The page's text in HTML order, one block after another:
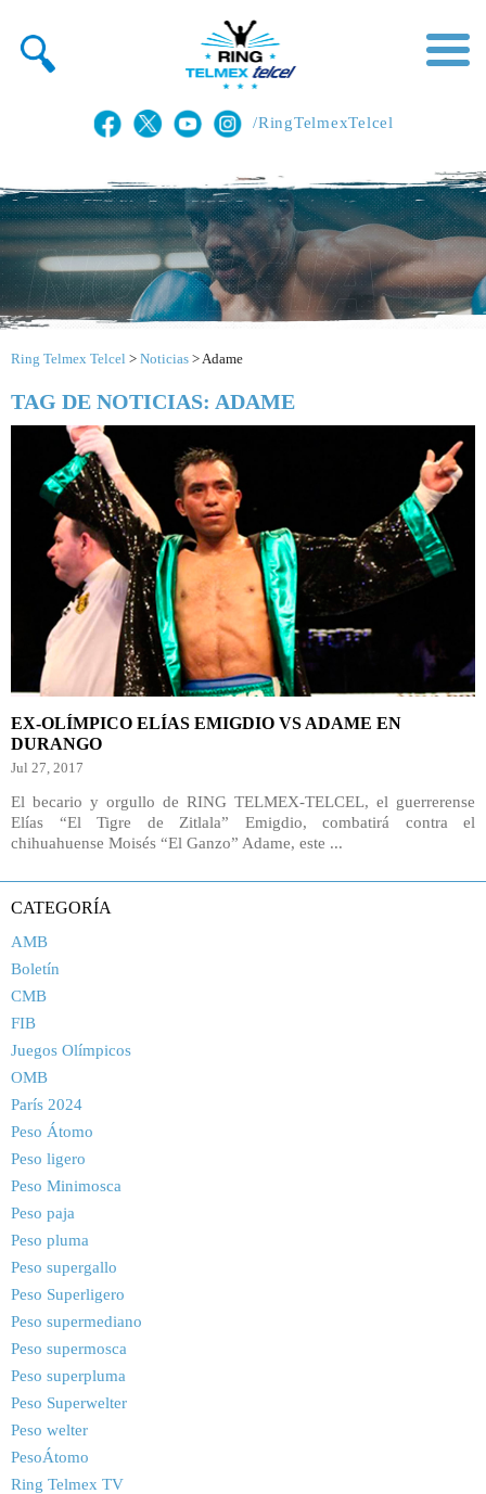
/RingTelmexTelcel
Ring Telmex Telcel > Noticias >Adame
TAG DE NOTICIAS: ADAME
EX-OLÍMPICO ELÍAS EMIGDIO VS ADAME EN
DURANGO
Jul 27, 2017
El becario y orgullo de RING TELMEX-TELCEL, el guerrerense
Elías “El Tigre de Zitlala” Emigdio, combatirá contra el
chihuahuense Moisés “El Ganzo” Adame, este ...
CATEGORÍA
AMB
Boletín
CMB
FIB
Juegos Olímpicos
OMB
París 2024
Peso Átomo
Peso ligero
Peso Minimosca
Peso paja
Peso pluma
Peso supergallo
Peso Superligero
Peso supermediano
Peso supermosca
Peso superpluma
Peso Superwelter
Peso welter
PesoÁtomo
Ring Telmex TV